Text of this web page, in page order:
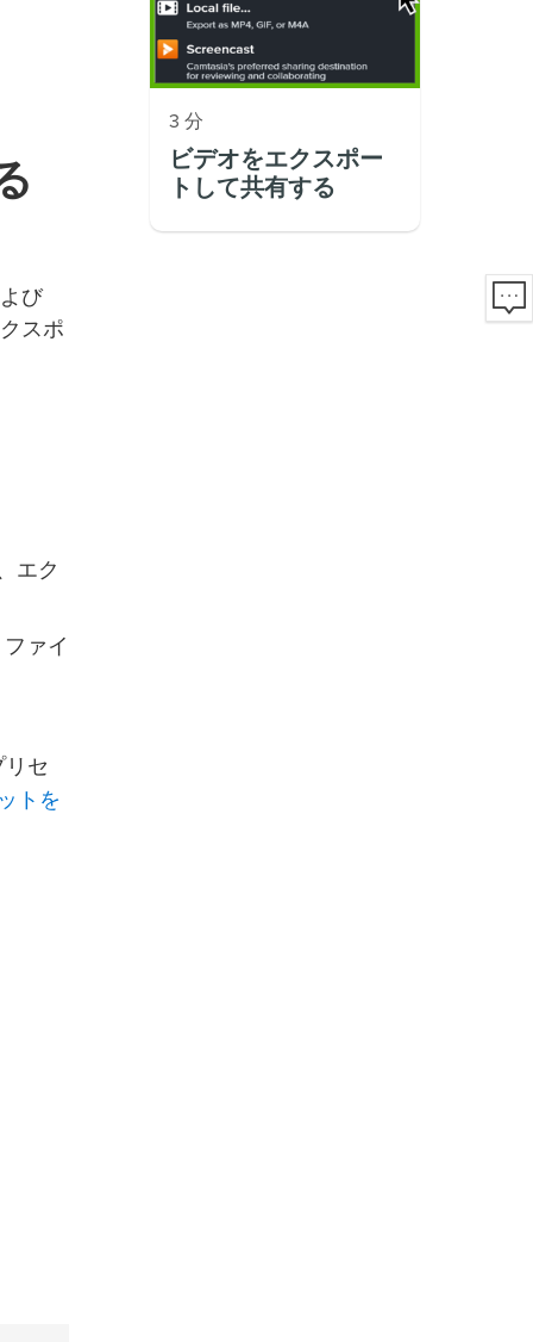
び
スポ
エク
ァイ
セ
トを
3 分
ビデオをエクスポー
トして共有する